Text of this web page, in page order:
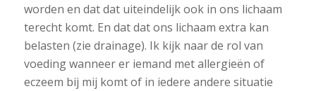
worden en dat dat uiteindelijk ook in ons lichaam
terecht komt. En dat dat ons lichaam extra kan
belasten (zie drainage). Ik kijk naar de rol van
voeding wanneer er iemand met allergieën of
eczeem bij mij komt of in iedere andere situatie